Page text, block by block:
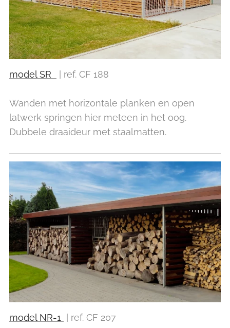
model SR | ref. CF 188
Wanden met horizontale planken en open
latwerk springen hier meteen in het oog.
Dubbele draaideur met staalmatten.
model NR-1 | ref. CF 207